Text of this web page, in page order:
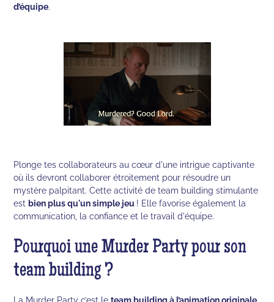
d’équipe.
Plonge tes collaborateurs au cœur d'une intrigue captivante
où ils devront collaborer étroitement pour résoudre un
mystère palpitant. Cette activité de team building stimulante
estbien plus qu'un simple jeu ! Elle favorise également la
communication, la confiance et le travail d'équipe.
Pourquoi une Murder Party pour son
team building ?